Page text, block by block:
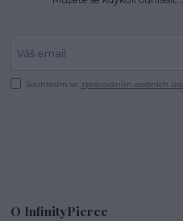
Souhlasím se zpracováním osobních
O InfinityPierce